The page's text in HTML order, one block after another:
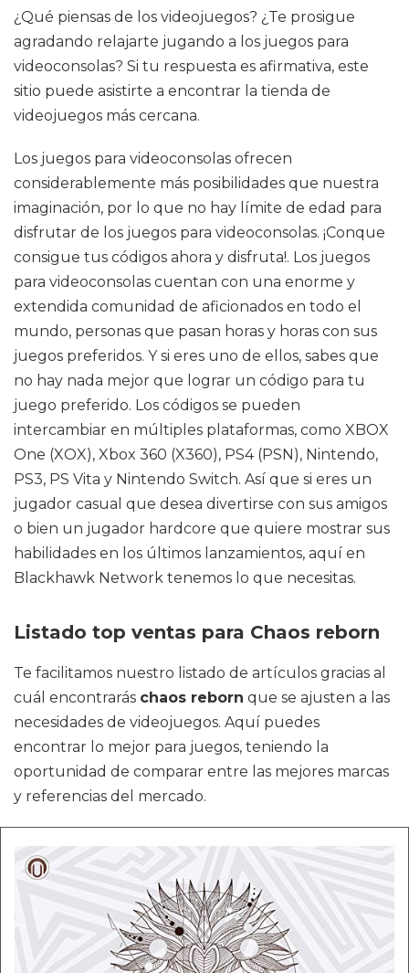
¿Qué piensas de los videojuegos? ¿Te prosigue
agradando relajarte jugando a los juegos para
videoconsolas? Si tu respuesta es afirmativa, este
sitio puede asistirte a encontrar la tienda de
videojuegos más cercana.
Los juegos para videoconsolas ofrecen
considerablemente más posibilidades que nuestra
imaginación, por lo que no hay límite de edad para
disfrutar de los juegos para videoconsolas. ¡Conque
consigue tus códigos ahora y disfruta!. Los juegos
para videoconsolas cuentan con una enorme y
extendida comunidad de aficionados en todo el
mundo, personas que pasan horas y horas con sus
juegos preferidos. Y si eres uno de ellos, sabes que
no hay nada mejor que lograr un código para tu
juego preferido. Los códigos se pueden
intercambiar en múltiples plataformas, como XBOX
One (XOX), Xbox 360 (X360), PS4 (PSN), Nintendo,
PS3, PS Vita y Nintendo Switch. Así que si eres un
jugador casual que desea divertirse con sus amigos
o bien un jugador hardcore que quiere mostrar sus
habilidades en los últimos lanzamientos, aquí en
Blackhawk Network tenemos lo que necesitas.
Listado top ventas para Chaos reborn
Te facilitamos nuestro listado de artículos gracias al
cuál encontrarás chaos reborn que se ajusten a las
necesidades de videojuegos. Aquí puedes
encontrar lo mejor para juegos, teniendo la
oportunidad de comparar entre las mejores marcas
y referencias del mercado.